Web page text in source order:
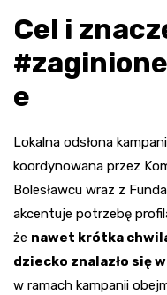
Cel i
e
Lokalna odsłona
koordynowana przez
Bolesławcu wraz z
akcentuje potrzebę
że nawet krótka
dziecko znalazło się
w ramach kampanii